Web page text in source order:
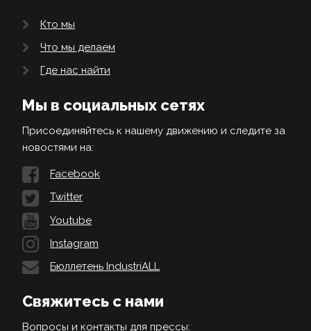
Кто мы
Что мы делаем
Где нас найти
Мы в социальных сетях
Присоединяйтесь к нашему движению и следите за
новостями на:
Facebook
Twitter
Youtube
Instagram
Бюллетень IndustriALL
Свяжитесь с нами
Вопросы и контакты для прессы: